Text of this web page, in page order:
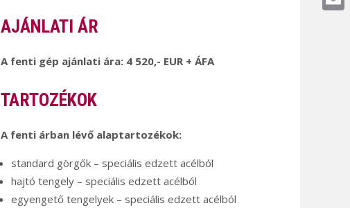
AJÁNLATI ÁR
A fenti gép ajánlati ára: 4 520,- EUR + ÁFA
TARTOZÉKOK
A fenti árban lévő alaptartozékok:
standard görgők – speciális edzett acélból
hajtó tengely – speciális edzett acélból
egyengető tengelyek – speciális edzett acélból